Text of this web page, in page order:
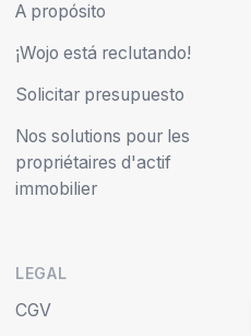
A propósito
¡Wojo está reclutando!
Solicitar presupuesto
Nos solutions pour les
propriétaires d'actif
immobilier
LEGAL
CGV